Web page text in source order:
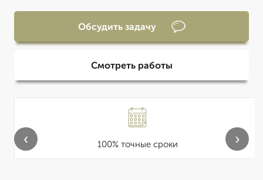
Обсудить задачу
Смотреть работы
100% точные сроки
‹ ›